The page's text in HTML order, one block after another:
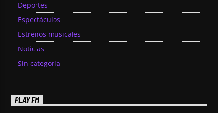
Deportes
Espectáculos
Estrenos musicales
Noticias
Sin categoría
PLAY FM